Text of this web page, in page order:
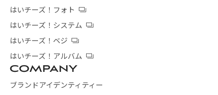
はいチーズ！フォト
はいチーズ！システム
はいチーズ！ベジ
はいチーズ！アルバム
ブランドアイデンティティー